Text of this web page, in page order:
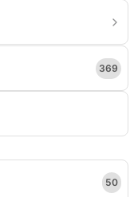
369
50